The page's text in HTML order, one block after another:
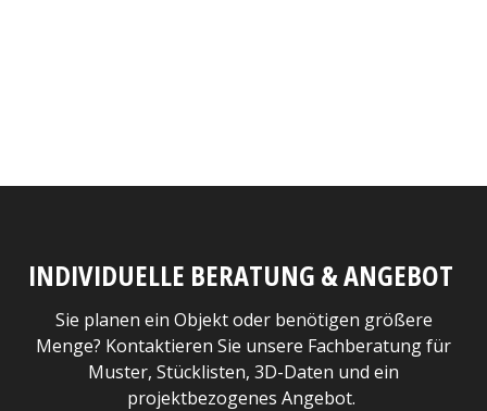
INDIVIDUELLE BERATUNG & ANGEBOT
Sie planen ein Objekt oder benötigen größere
Menge? Kontaktieren Sie unsere Fachberatung für
Muster, Stücklisten, 3D-Daten und ein
projektbezogenes Angebot.